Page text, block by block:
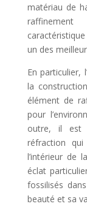
matériau de
un des
En particulier,
la
élément de
pour
outre, il est
réfraction
l’intérieur de
éclat
fossilisés
beauté et sa